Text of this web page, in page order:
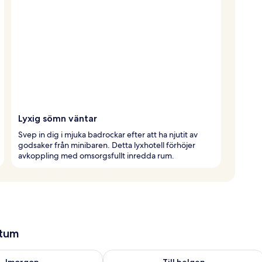
Lyxig sömn väntar
Svep in dig i mjuka badrockar efter att ha njutit av
godsaker från minibaren. Detta lyxhotell förhöjer
avkoppling med omsorgsfullt inredda rum.
för imorgon aug. 8 - aug. 9
Kontrollera tillgängligheten för den